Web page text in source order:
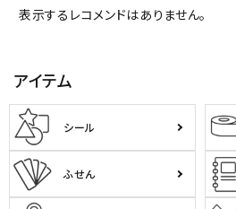
meeting_room ログイン person 会員登録
公式 公式
表示するレコメンドはありません。
アイテム
シール
ふせん